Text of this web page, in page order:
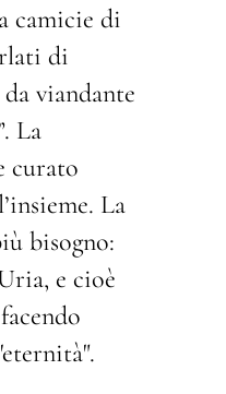
camicie di
di
viandante
La
curato
La
bisogno:
e cioè